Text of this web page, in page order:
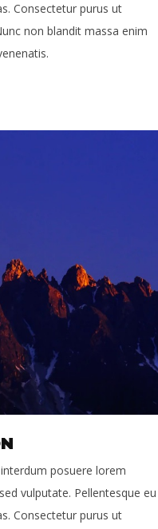
Consectetur purus ut
non blandit massa enim
posuere lorem
vulputate. Pellentesque eu
Consectetur purus ut